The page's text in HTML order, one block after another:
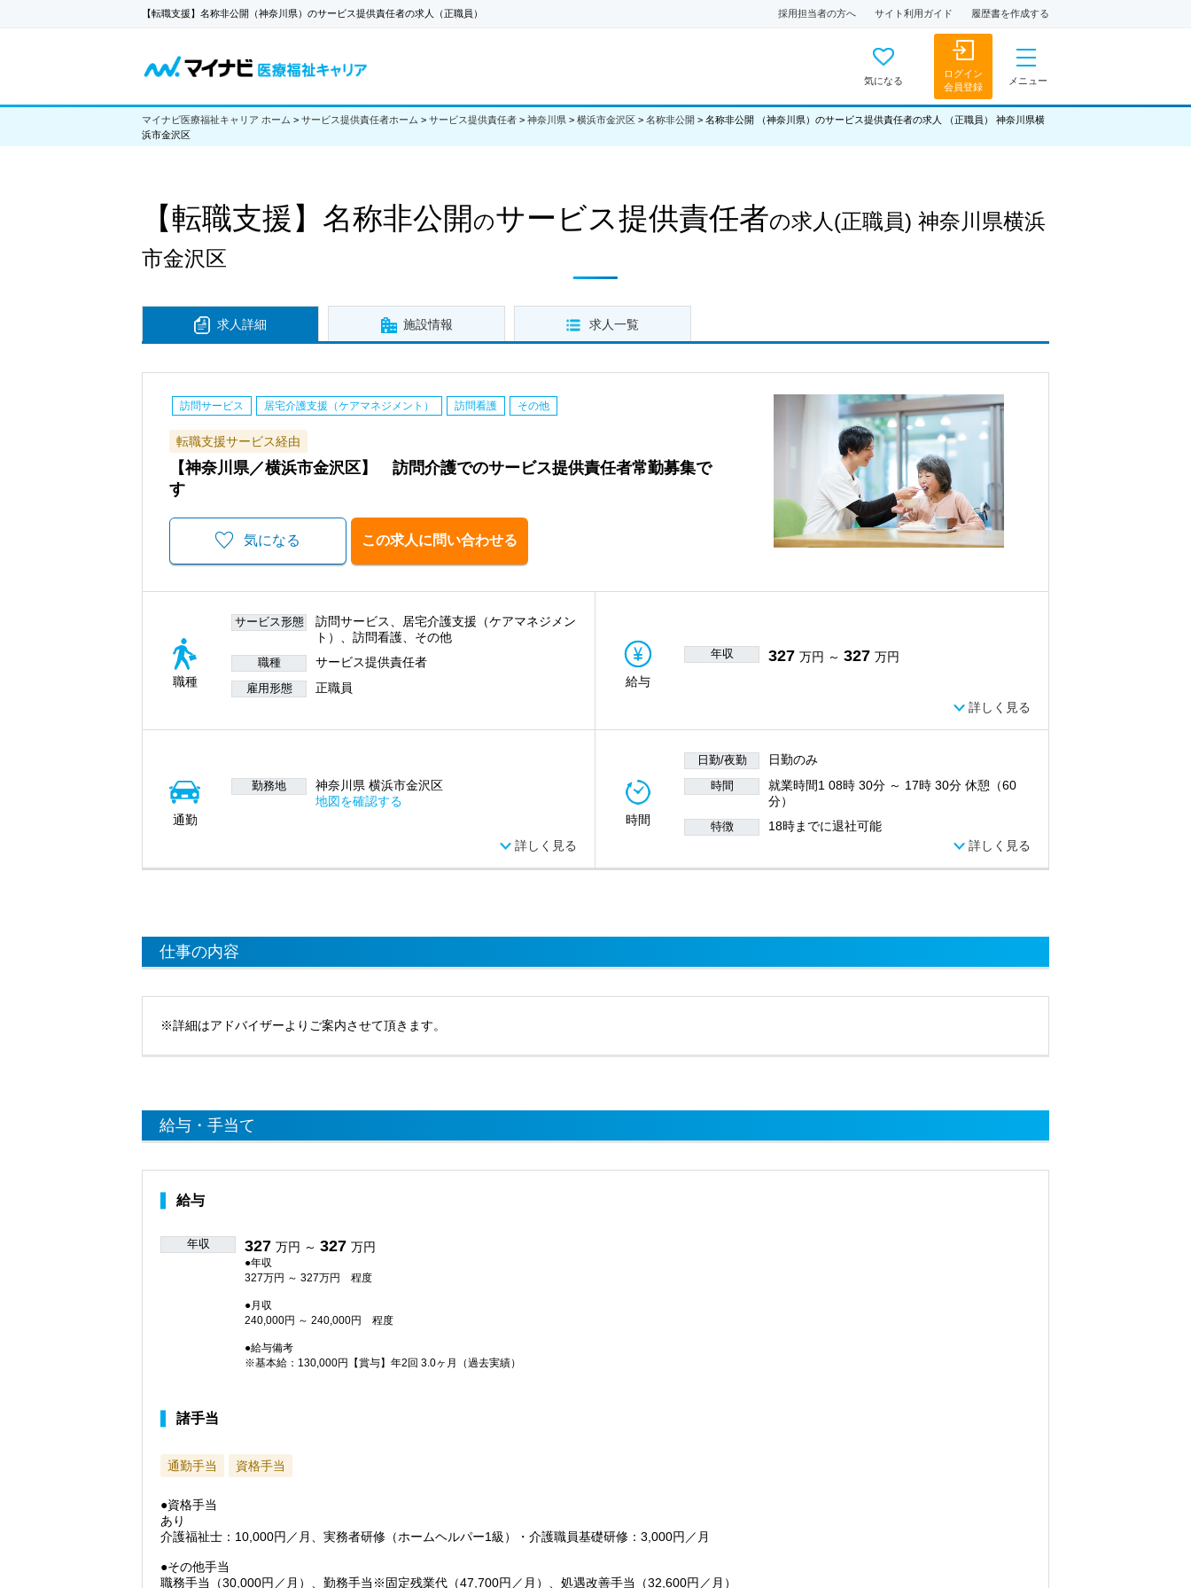
【転職支援】名称非公開（神奈川県）のサービス提供責任者の求人（正職員） 採用担当者の方へ サイト利用ガイド 履歴書を作成する
気になる
ログイン
会員登録
メニュー
マイナビ医療福祉キャリア ホーム > サービス提供責任者ホーム > サービス提供責任者 > 神奈川県 > 横浜市金沢区 > 名称非公開 > 名称非公開 （神奈川県）のサービス提供責任者の求人 （正職員） 神奈川県横
浜市金沢区
【転職支援】 名称非公開 のサービス提供責任者の求人 (正職員) 神奈川県横浜
市金沢区
求人詳細 施設情報 求人一覧
訪問サービス 居宅介護支援（ケアマネジメント） 訪問看護 その他
転職支援サービス経由
【神奈川県／横浜市金沢区】 訪問介護でのサービス提供責任者常勤募集で
す
気になる この求人に問い合わせる
職種
サービス形態
訪問サービス、居宅介護支援（ケアマネジメン
ト）、訪問看護、その他
職種 サービス提供責任者
雇用形態 正職員 給与
年収 327 万円 ～ 327 万円
詳しく見る
通勤
勤務地
神奈川県 横浜市金沢区
地図を確認する
詳しく見る
時間
日勤/夜勤 日勤のみ
時間
就業時間1 08時 30分 ～ 17時 30分 休憩（60
分）
特徴 18時までに退社可能
詳しく見る
仕事の内容
※詳細はアドバイザーよりご案内させて頂きます。
給与・手当て
給与
年収 327 万円 ～ 327 万円
●年収
327万円 ～ 327万円 程度
●月収
240,000円 ～ 240,000円 程度
●給与備考
※基本給：130,000円【賞与】年2回 3.0ヶ月（過去実績）
諸手当
通勤手当 資格手当
●資格手当
あり
介護福祉士：10,000円／月、実務者研修（ホームヘルパー1級）・介護職員基礎研修：3,000円／月
●その他手当
職務手当（30,000円／月）、勤務手当※固定残業代（47,700円／月）、処遇改善手当（32,600円／月）